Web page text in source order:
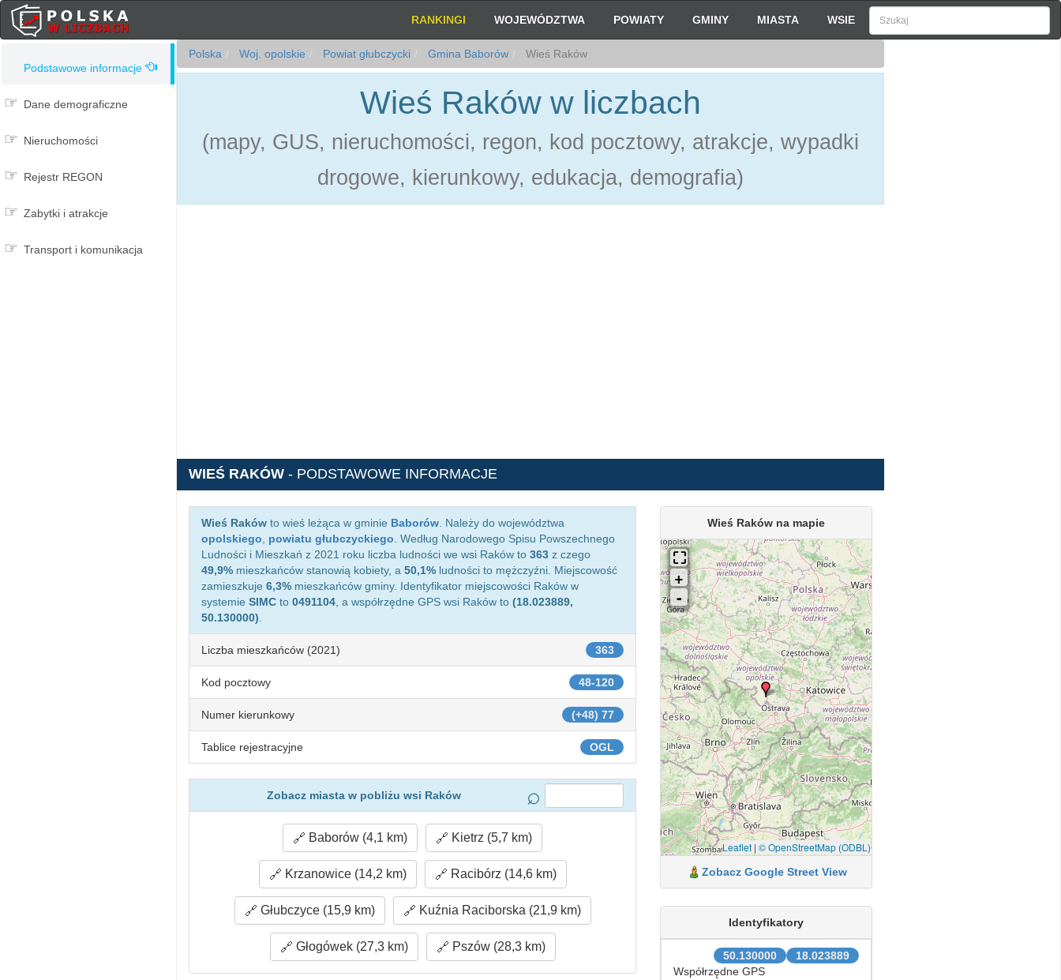
RANKINGI WOJEWÓDZTWA POWIATY GMINY MIASTA WSIE
Podstawowe informacje
Dane demograficzne
Nieruchomości
Rejestr REGON
Zabytki i atrakcje
Transport i komunikacja
Polska Woj. opolskie Powiat głubczycki Gmina Baborów Wieś Raków
Wieś Raków w liczbach
(mapy, GUS, nieruchomości, regon, kod pocztowy, atrakcje, wypadki
drogowe, kierunkowy, edukacja, demografia)
WIEŚ RAKÓW - PODSTAWOWE INFORMACJE
Wieś Raków to wieś leżąca w gminie Baborów . Należy do województwa
opolskiego
powiatu głubczyckiego . Według Narodowego Spisu Powszechnego
Ludności i Mieszkań z 2021 roku liczba ludności we wsi Raków to 363 z czego
49,9% mieszkańców stanowią kobiety, a 50,1% ludności to mężczyźni. Miejscowość
zamieszkuje 6,3% mieszkańców gminy. Identyfikator miejscowości Raków w
systemie SIMC to 0491104 , a współrzędne GPS wsi Raków to (18.023889,
50.130000)
363
Liczba mieszkańców (2021)
48-120
Kod pocztowy
(+48) 77
Numer kierunkowy
OGL
Tablice rejestracyjne
Zobacz miasta w pobliżu wsi Raków
Baborów (4,1 km) Kietrz (5,7 km)
Krzanowice (14,2 km) Racibórz (14,6 km)
Głubczyce (15,9 km) Kuźnia Raciborska (21,9 km)
Głogówek (27,3 km) Pszów (28,3 km)
Wieś Raków na mapie
Leaflet| © OpenStreetMap (ODBL)
Zobacz Google Street View
Identyfikatory
18.023889
50.130000
Współrzędne GPS